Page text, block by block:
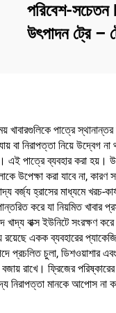
পরিবেশ-
উৎপাদন ট্রে –
খাবারগুলিকে পাত্রে
বা নিরাপত্তা নিয়ে
পাত্রে ব্যবহার করা হয়।
উপেক্ষা করা যাবে না,
বর্জ্য হ্রাসের মাধ্যমে খরচ-
করে যা নিয়মিত
বাক্স ইউনিটে সংরক্ষণ
একক ব্যবহারের
প্রচলিত চুলা, ডিশওয়াশার
রাখে। ফ্রিজের
নিরাপত্তা মানকে আপোস না